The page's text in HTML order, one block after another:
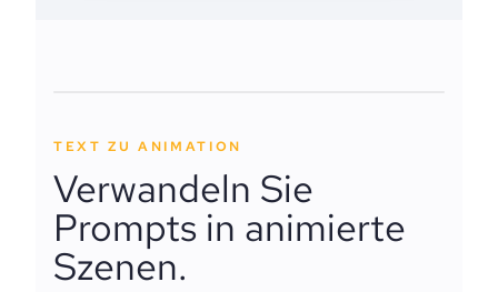
TEXT ZU ANIMATION
Verwandeln Sie
Prompts in animierte
Szenen.